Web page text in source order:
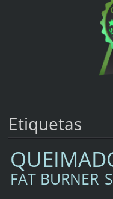
Etiquetas
FAT BURNER